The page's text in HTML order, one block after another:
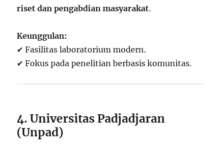
riset dan pengabdian masyarakat.
Keunggulan:
✔ Fasilitas laboratorium modern.
✔ Fokus pada penelitian berbasis komunitas.
4. Universitas Padjadjaran
(Unpad)